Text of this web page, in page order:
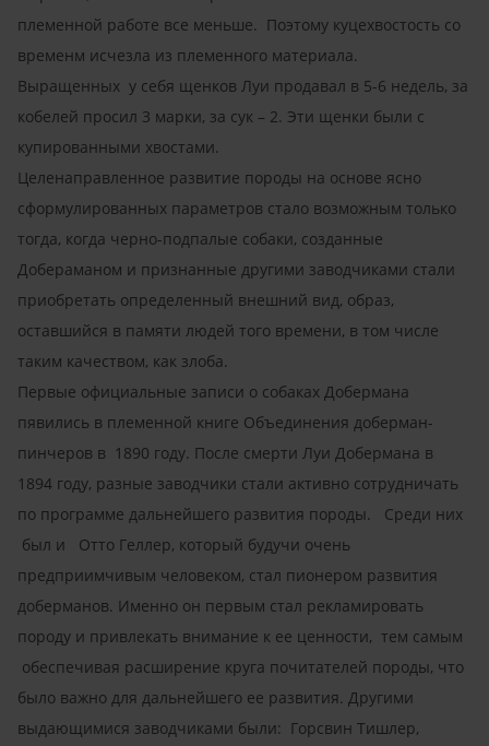
племенной работе все меньше. Поэтому куцехвостость со
временм исчезла из племенного материала.
Выращенных у себя щенков Луи продавал в 5-6 недель, за
кобелей просил 3 марки, за сук – 2. Эти щенки были с
купированными хвостами.
Целенаправленное развитие породы на основе ясно
сформулированных параметров стало возможным только
тогда, когда черно-подпалые собаки, созданные
Добераманом и признанные другими заводчиками стали
приобретать определенный внешний вид, образ,
оставшийся в памяти людей того времени, в том числе
таким качеством, как злоба.
Первые официальные записи о собаках Добермана
пявились в племенной книге Объединения доберман-
пинчеров в 1890 году. После смерти Луи Добермана в
1894 году, разные заводчики стали активно сотрудничать
по программе дальнейшего развития породы. Среди них
был и Отто Геллер, который будучи очень
предприимчивым человеком, стал пионером развития
доберманов. Именно он первым стал рекламировать
породу и привлекать внимание к ее ценности, тем самым
обеспечивая расширение круга почитателей породы, что
было важно для дальнейшего ее развития. Другими
выдающимися заводчиками были: Горсвин Тишлер,